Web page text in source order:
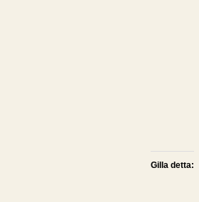
Gilla detta: